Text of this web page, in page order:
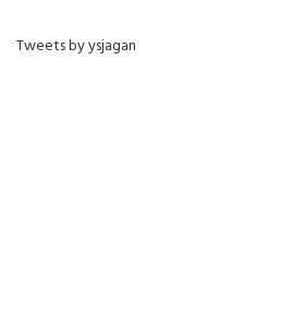
Tweets by ysjagan